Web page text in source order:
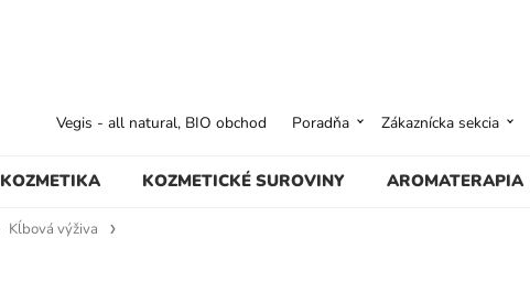
KOZMETIKA KOZMETICKÉ SUROVINY AROMATERAPIA
Vegis - all natural, BIO obchod Poradňa Zákaznícka sekcia
Kĺbová výživa